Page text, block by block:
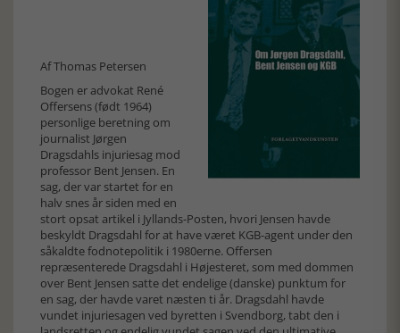
Af Thomas Petersen
Bogen er advokat René
Offersens (født 1964)
personlige beretning om
journalist Jørgen
Dragsdahls injuriesag mod
professor Bent Jensen. En
sag, der var startet for en
halv snes år siden med en
stort opsat artikel i Jyllands-Posten, hvori Jensen havde
beskyldt Dragsdahl for at have været KGB-agent under den
såkaldte fodnotepolitik i 1980erne. Offersen
repræsenterede Dragsdahl i Højesteret, som med dommen
over Bent Jensen satte det endelige (danske) punktum for
en sag, der havde varet næsten ti år. Dragsdahl havde
vundet injuriesagen ved byretten i Svendborg, tabt den i